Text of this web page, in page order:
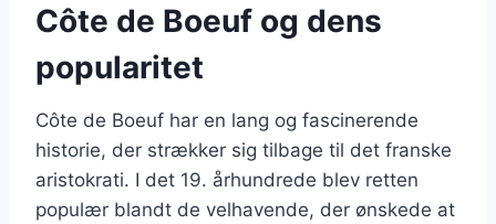
Côte de Boeuf og dens
popularitet
Côte de Boeuf har en lang og fascinerende
historie, der strækker sig tilbage til det franske
aristokrati. I det 19. århundrede blev retten
populær blandt de velhavende, der ønskede at